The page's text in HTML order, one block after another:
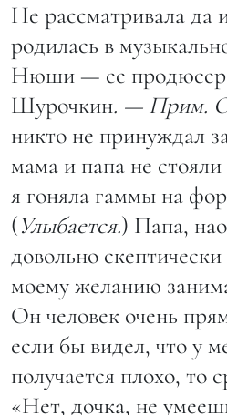
Не рассматривала да
родилась в
Нюши — ее
Шурочкин. — Прим.
никто не принуждал
мама и папа не
я гоняла гаммы на
(Улыбается.) Папа,
довольно
моему желанию
Он человек очень
если бы видел, что у
получается плохо, то
«Нет, дочка, не